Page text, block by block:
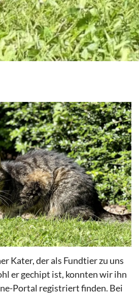
Kater, der als Fundtier zu uns
er gechipt ist, konnten wir ihn
Portal registriert finden. Bei